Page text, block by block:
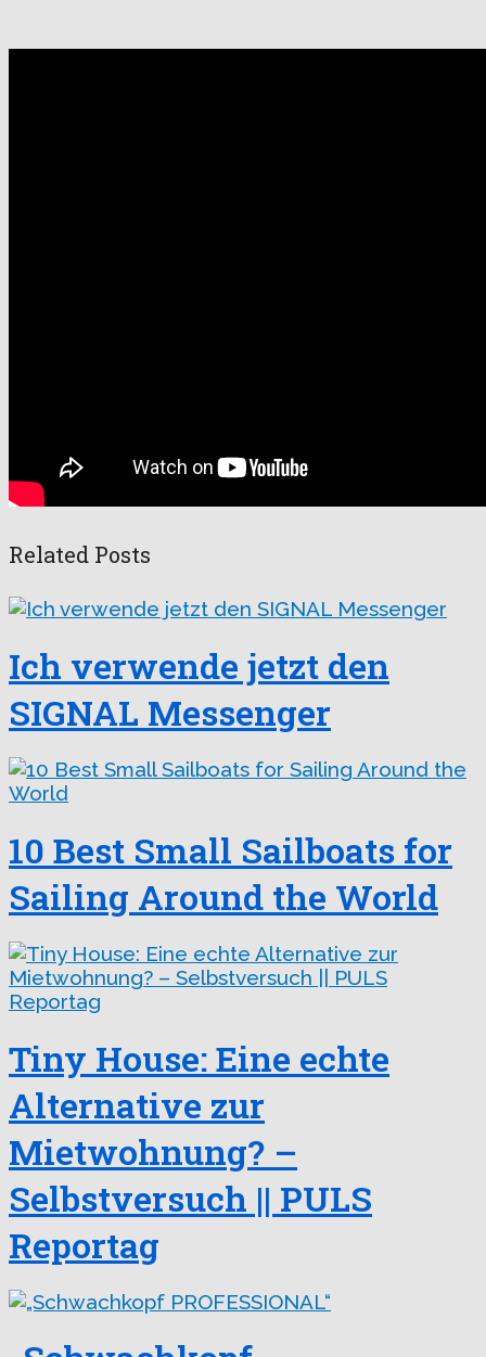
Related Posts
Ich verwende jetzt den
SIGNAL Messenger
10 Best Small Sailboats for
Sailing Around the World
Tiny House: Eine echte
Alternative zur
Mietwohnung? –
Selbstversuch || PULS
Reportag